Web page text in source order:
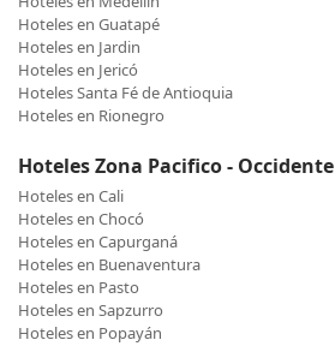
Hoteles en Guatapé
Hoteles en Jardin
Hoteles en Jericó
Hoteles Santa Fé de Antioquia
Hoteles en Rionegro
Hoteles Zona Pacifico - Occidente
Hoteles en Cali
Hoteles en Chocó
Hoteles en Capurganá
Hoteles en Buenaventura
Hoteles en Pasto
Hoteles en Sapzurro
Hoteles en Popayán